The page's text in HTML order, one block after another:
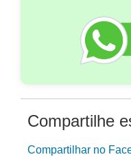
Compartilhe
Compartilhar no